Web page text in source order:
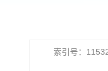
索引号：